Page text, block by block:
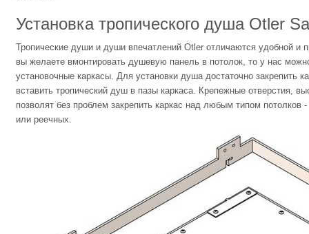
Установка тропического душа Otler
Тропические души и души впечатлений Otler отличаются удобной и
вы желаете вмонтировать душевую панель в потолок, то у нас
установочные каркасы. Для установки душа достаточно закрепить
вставить тропический душ в пазы каркаса. Крепежные отверстия,
позволят без проблем закрепить каркас над любым типом потолков
или реечных.